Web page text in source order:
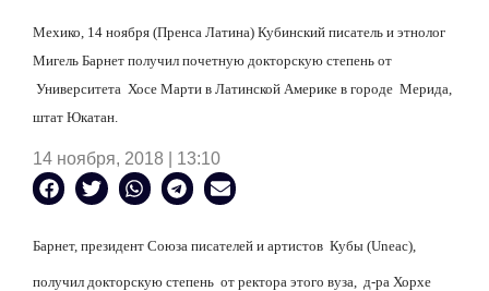
Мехико, 14 ноября (Пренса Латина) Кубинский писатель и этнолог
Мигель Барнет получил почетную докторскую степень от
Университета Хосе Марти в Латинской Америке в городе Мерида,
штат Юкатан.
14 ноября, 2018 | 13:10
Барнет, президент Союза писателей и артистов Кубы (Uneac),
получил докторскую степень от ректора этого вуза, д-ра Хорхе